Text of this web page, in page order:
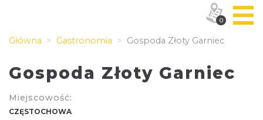
Główna Gastronomia Gospoda Złoty Garniec
Gospoda Złoty Garniec
Miejscowość:
CZĘSTOCHOWA
0